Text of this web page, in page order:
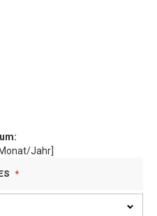
Jahr]